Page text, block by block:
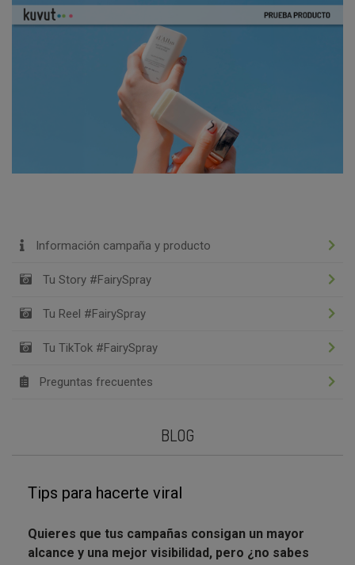
Información campaña y producto
Tu Story #FairySpray
Tu Reel #FairySpray
Tu TikTok #FairySpray
Preguntas frecuentes
BLOG
Tips para hacerte viral
Quieres que tus campañas consigan un mayor
alcance y una mejor visibilidad, pero ¿no sabes